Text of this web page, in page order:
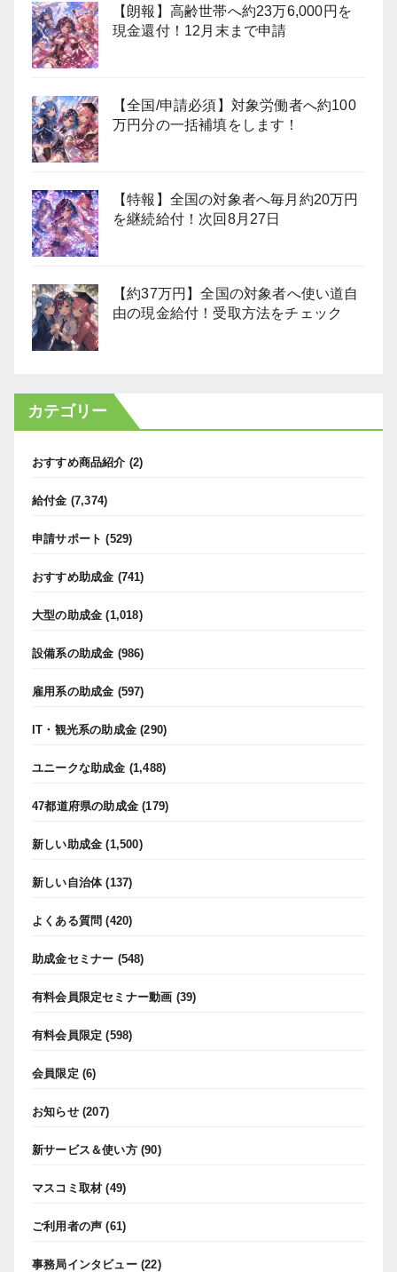
【朗報】高齢世帯へ約23万6,000円を
現金還付！12月末まで申請
【全国/申請必須】対象労働者へ約100
万円分の一括補填をします！
【特報】全国の対象者へ毎月約20万円
を継続給付！次回8月27日
【約37万円】全国の対象者へ使い道自
由の現金給付！受取方法をチェック
カテゴリー
おすすめ商品紹介 (2)
給付金 (7,374)
申請サポート (529)
おすすめ助成金 (741)
大型の助成金 (1,018)
設備系の助成金 (986)
雇用系の助成金 (597)
IT・観光系の助成金 (290)
ユニークな助成金 (1,488)
47都道府県の助成金 (179)
新しい助成金 (1,500)
新しい自治体(137)
よくある質問 (420)
助成金セミナー (548)
有料会員限定セミナー動画 (39)
有料会員限定 (598)
会員限定 (6)
お知らせ(207)
新サービス＆使い方(90)
マスコミ取材 (49)
ご利用者の声 (61)
事務局インタビュー(22)